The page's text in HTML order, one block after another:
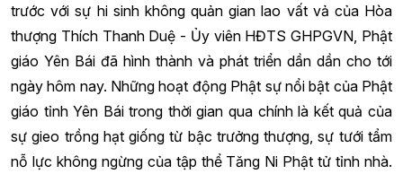
trước với sự hi sinh không quản gian lao vất vả của Hòa
thượng Thích Thanh Duệ - Ủy viên HĐTS GHPGVN, Phật
giáo Yên Bái đã hình thành và phát triển dần dần cho tới
ngày hôm nay. Những hoạt động Phật sự nổi bật của Phật
giáo tỉnh Yên Bái trong thời gian qua chính là kết quả của
sự gieo trồng hạt giống từ bậc trưởng thượng, sự tưới tẩm
nỗ lực không ngừng của tập thể Tăng Ni Phật tử tỉnh nhà.